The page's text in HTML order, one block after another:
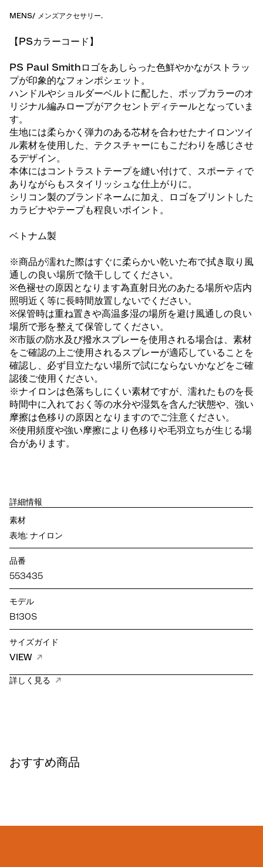
MENS/ メンズアクセサリー.
【PSカラーコード】
PS Paul Smithロゴをあしらった色鮮やかながストラッ
プが印象的なフォンポシェット。
ハンドルやショルダーベルトに配した、ポップカラーのオ
リジナル編みロープがアクセントディテールとなっていま
す。
生地には柔らかく弾力のある芯材を合わせたナイロンツイ
ル素材を使用した、テクスチャーにもこだわりを感じさせ
るデザイン。
本体にはコントラストテープを縫い付けて、スポーティで
ありながらもスタイリッシュな仕上がりに。
シリコン製のブランドネームに加え、ロゴをプリントした
カラビナやテープも程良いポイント。
ベトナム製
※商品が濡れた際はすぐに柔らかい乾いた布で拭き取り風
通しの良い場所で陰干ししてください。
※色褪せの原因となります為直射日光のあたる場所や店内
照明近く等に長時間放置しないでください。
※保管時は重ね置きや高温多湿の場所を避け風通しの良い
場所で形を整えて保管してください。
※市販の防水及び撥水スプレーを使用される場合は、素材
をご確認の上ご使用されるスプレーが適応していることを
確認し、必ず目立たない場所で試にならないかなどをご確
認後ご使用ください。
※ナイロンは色落ちしにくい素材ですが、濡れたものを長
時間中に入れておく等の水分や湿気を含んだ状態や、強い
摩擦は色移りの原因となりますのでご注意ください。
※使用頻度や強い摩擦により色移りや毛羽立ちが生じる場
合があります。
詳細情報
素材
表地: ナイロン
品番
553435
モデル
B130S
サイズガイド
VIEW
詳しく見る
おすすめ商品